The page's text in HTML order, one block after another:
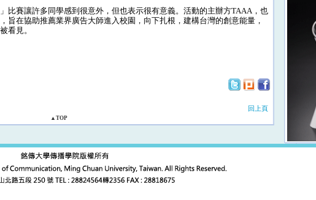
比賽讓許多同學感到很意外，但也表示很有意義。活動的主辦方TAAA，也
旨在協助推薦業界廣告大師進入校園，向下扎根，建構台灣的創意能量，
看見。
回上頁
▲TOP